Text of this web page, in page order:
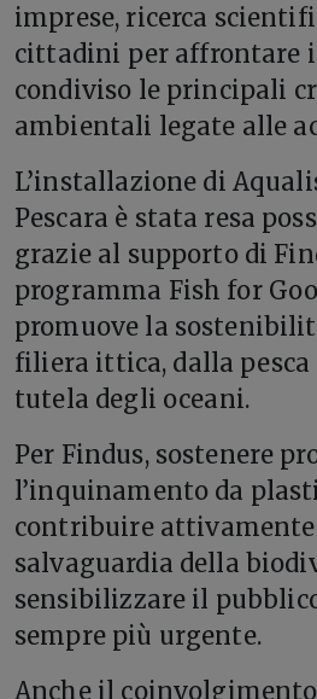
imprese, ricerca
cittadini per affrontare
condiviso le principali
ambientali legate alle
L’installazione di
Pescara è stata resa
grazie al supporto di
programma Fish for
promuove la
filiera ittica, dalla
tutela degli oceani.
Per Findus, sostenere
l’inquinamento da
contribuire
salvaguardia della
sensibilizzare il
sempre più urgente.
Anche il